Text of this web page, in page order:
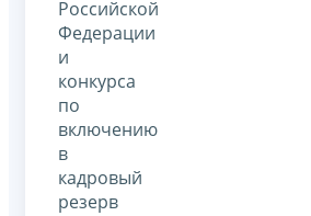
Российской
Федерации
и
конкурса
по
включению
в
кадровый
резерв